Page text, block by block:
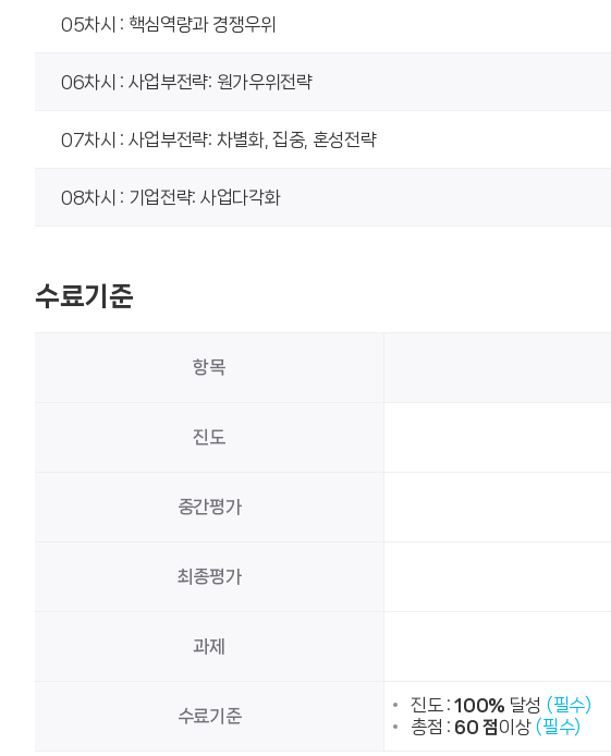
05차시 : 핵심역량과 경쟁우위
06차시 : 사업부전략: 원가우위전략
07차시 : 사업부전략: 차별화, 집중, 혼성전략
08차시 : 기업전략: 사업다각화
수료기준
항목
진도
중간평가
최종평가
과제
수료기준
진도 :100% 달성 (필수)
총점 : 60 점이상 (필수)